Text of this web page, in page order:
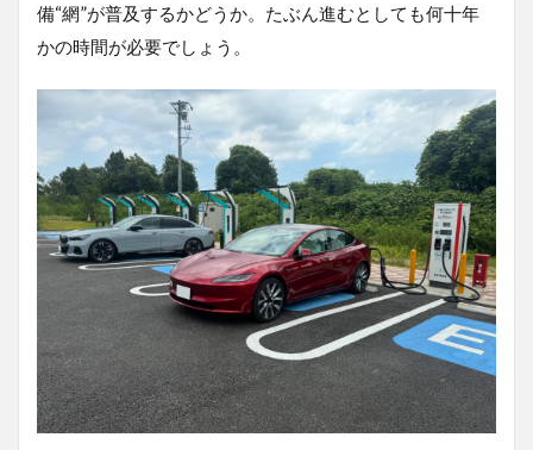
備“網”が普及するかどうか。たぶん進むとしても何十年
かの時間が必要でしょう。